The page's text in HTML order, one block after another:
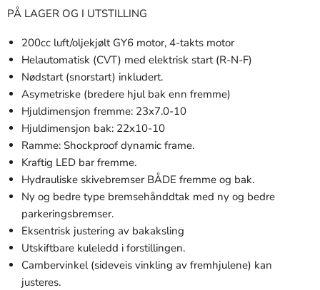
PÅ LAGER OG I UTSTILLING
200cc luft/oljekjølt GY6 motor, 4-takts motor
Helautomatisk (CVT) med elektrisk start (R-N-F)
Nødstart (snorstart) inkludert.
Asymetriske (bredere hjul bak enn fremme)
Hjuldimensjon fremme: 23x7.0-10
Hjuldimensjon bak: 22x10-10
Ramme: Shockproof dynamic frame.
Kraftig LED bar fremme.
Hydrauliske skivebremser BÅDE fremme og bak.
Ny og bedre type bremsehånddtak med ny og bedre
parkeringsbremser.
Eksentrisk justering av bakaksling
Utskiftbare kuleledd i forstillingen.
Cambervinkel (sideveis vinkling av fremhjulene) kan
justeres.